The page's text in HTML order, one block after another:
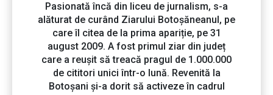
Pasionată încă din liceu de jurnalism, s-a
alăturat de curând Ziarului Botoșăneanul, pe
care îl citea de la prima apariție, pe 31
august 2009. A fost primul ziar din județ
care a reușit să treacă pragul de 1.000.000
de cititori unici într-o lună. Revenită la
Botoșani și-a dorit să activeze în cadrul